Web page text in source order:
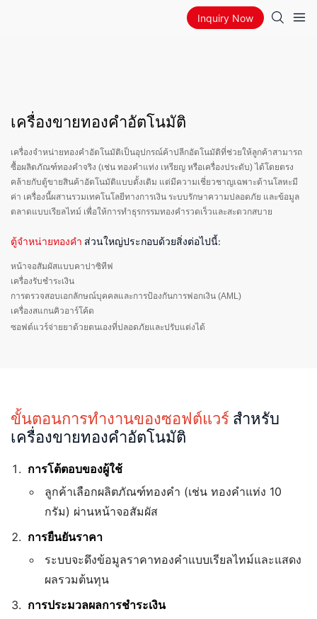
Inquiry Now
เครื่องขายทองคำอัตโนมัติ
เครื่องจำหน่ายทองคำอัตโนมัติเป็นอุปกรณ์ค้าปลีกอัตโนมัติที่ช่วยให้ลูกค้าสามารถ
ซื้อผลิตภัณฑ์ทองคำจริง (เช่น ทองคำแท่ง เหรียญ หรือเครื่องประดับ) ได้โดยตรง
คล้ายกับตู้ขายสินค้าอัตโนมัติแบบดั้งเดิม แต่มีความเชี่ยวชาญเฉพาะด้านโลหะมี
ค่า เครื่องนี้ผสานรวมเทคโนโลยีทางการเงิน ระบบรักษาความปลอดภัย และข้อมูล
ตลาดแบบเรียลไทม์ เพื่อให้การทำธุรกรรมทองคำรวดเร็วและสะดวกสบาย
ตู้จำหน่ายทองคำ ส่วนใหญ่ประกอบด้วยสิ่งต่อไปนี้:
หน้าจอสัมผัสแบบคาปาซิทีฟ
เครื่องรับชำระเงิน
การตรวจสอบเอกลักษณ์บุคคลและการป้องกันการฟอกเงิน (AML)
เครื่องสแกนคิวอาร์โค้ด
ซอฟต์แวร์จ่ายยาด้วยตนเองที่ปลอดภัยและปรับแต่งได้
ขั้นตอนการทำงานของซอฟต์แวร์ สำหรับ
เครื่องขายทองคำอัตโนมัติ
การโต้ตอบของผู้ใช้
ลูกค้าเลือกผลิตภัณฑ์ทองคำ (เช่น ทองคำแท่ง 10
กรัม) ผ่านหน้าจอสัมผัส
การยืนยันราคา
ระบบจะดึงข้อมูลราคาทองคำแบบเรียลไทม์และแสดง
ผลรวมต้นทุน
การประมวลผลการชำระเงิน